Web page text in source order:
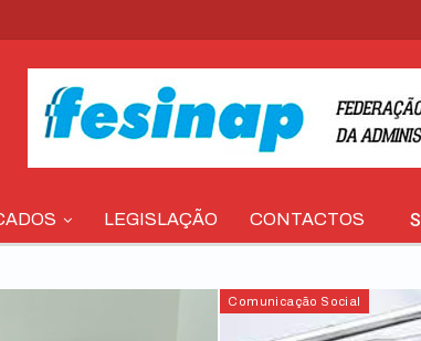
LEGISLAÇÃO CONTACTOS
Comunicação Social